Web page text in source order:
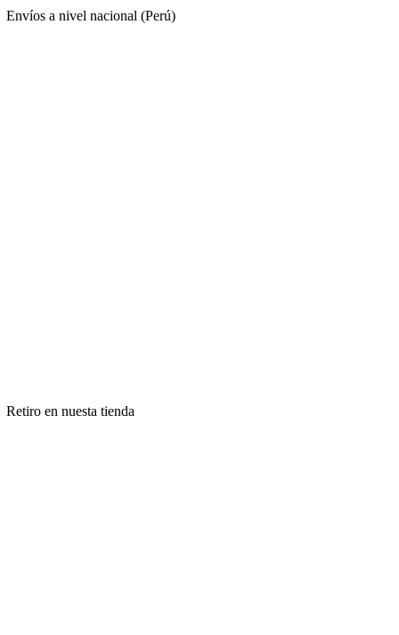
Envíos a nivel nacional (Perú)
Retiro en nuesta tienda